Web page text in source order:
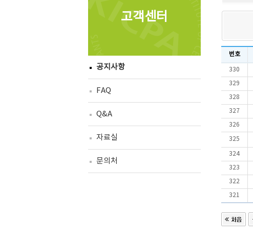
고객센터
공지사항
FAQ
Q&A
자료실
문의처
번호
330
329
328
327
326
325
324
323
322
321